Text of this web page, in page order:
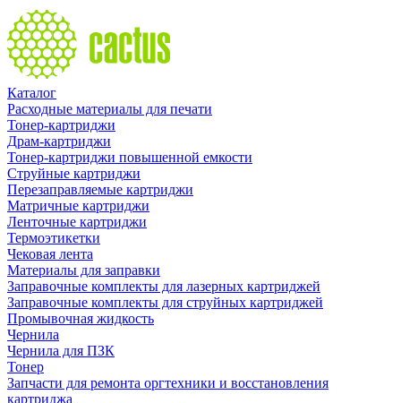
Каталог
Расходные материалы для печати
Тонер-картриджи
Драм-картриджи
Тонер-картриджи повышенной емкости
Струйные картриджи
Перезаправляемые картриджи
Матричные картриджи
Ленточные картриджи
Термоэтикетки
Чековая лента
Материалы для заправки
Заправочные комплекты для лазерных картриджей
Заправочные комплекты для струйных картриджей
Промывочная жидкость
Чернила
Чернила для ПЗК
Тонер
Запчасти для ремонта оргтехники и восстановления
картриджа